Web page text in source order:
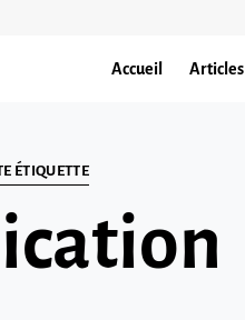
Accueil Articles
ÉTIQUETTE